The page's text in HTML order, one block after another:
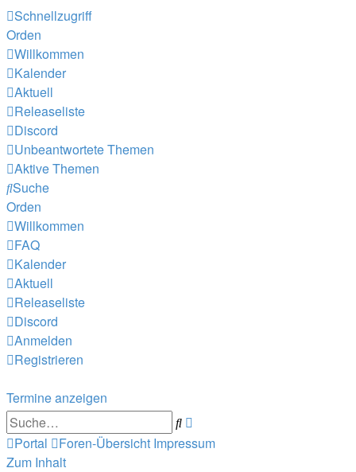
Schnellzugriff
Orden
Willkommen
Kalender
Aktuell
Releaseliste
Discord
Unbeantwortete Themen
Aktive Themen
Suche
Orden
Willkommen
FAQ
Kalender
Aktuell
Releaseliste
Discord
Anmelden
Registrieren
Termine anzeigen
Suche
Suche
Portal Foren-Übersicht Impressum
Zum Inhalt